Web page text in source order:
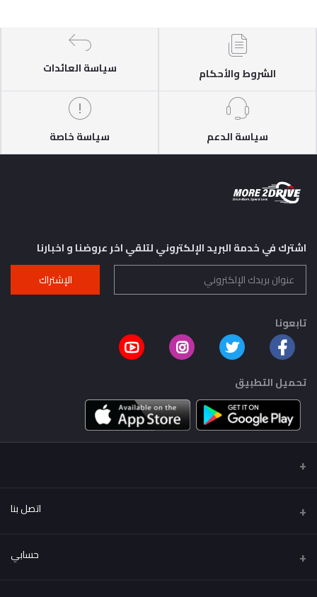
الشروط والأحكام سياسة العائدات
سياسة الدعم سياسة خاصة
اشترك في خدمة البريد الإلكتروني لتلقي اخر عروضنا و اخبارنا
الإشتراك
تابعونا
تحميل التطبيق
اتصل بنا
عنوان
..
حسابي